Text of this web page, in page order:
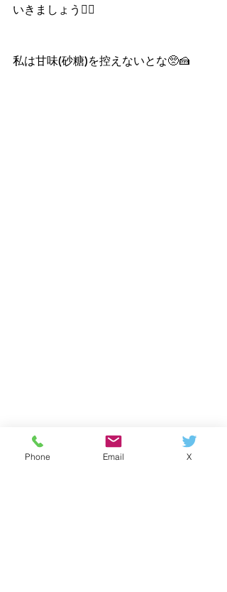
いきましょう🙋‍♀️
私は甘味(砂糖)を控えないとな🥺🍰
Phone Email X